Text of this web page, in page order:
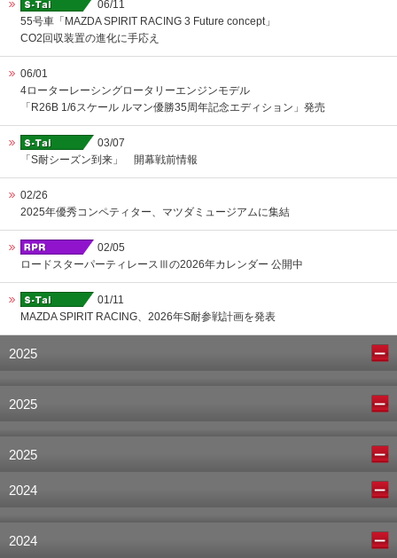
06/11
55号車「MAZDA SPIRIT RACING 3 Future concept」
CO2回収装置の進化に手応え
06/01
4ローターレーシングロータリーエンジンモデル
「R26B 1/6スケール ルマン優勝35周年記念エディション」発売
03/07
「S耐シーズン到来」 開幕戦前情報
02/26
2025年優秀コンペティター、マツダミュージアムに集結
02/05
ロードスターパーティレースⅢの2026年カレンダー 公開中
01/11
MAZDA SPIRIT RACING、2026年S耐参戦計画を発表
2025
2025
2025
2024
2024